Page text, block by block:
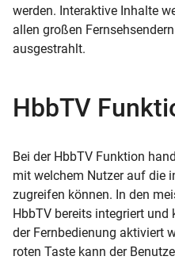
werden. Interaktive Inhalte
allen großen
ausgestrahlt.
HbbTV
Bei der HbbTV Funktion
mit welchem Nutzer auf die
zugreifen können. In den
HbbTV bereits integriert
der Fernbedienung aktiviert
roten Taste kann der